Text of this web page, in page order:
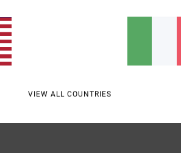
VIEW ALL COUNTRIES